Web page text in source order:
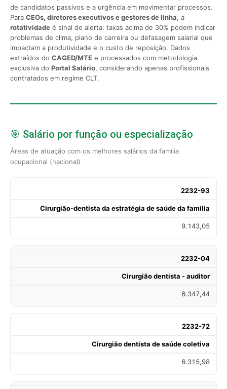
de candidatos passivos e a urgência em movimentar processos.
Para CEOs, diretores executivos e gestores de linha, a
rotatividade é sinal de alerta: taxas acima de 30% podem indicar
problemas de clima, plano de carreira ou defasagem salarial que
impactam a produtividade e o custo de reposição. Dados
extraídos do CAGED/MTE e processados com metodologia
exclusiva do Portal Salário, considerando apenas profissionais
contratados em regime CLT.
🎯 Salário por função ou especialização
Áreas de atuação com os melhores salários da família
ocupacional (nacional)
2232-93
Cirurgião-dentista da estratégia de saúde da família
9.143,05
2232-04
Cirurgião dentista - auditor
6.347,44
2232-72
Cirurgião dentista de saúde coletiva
6.315,98